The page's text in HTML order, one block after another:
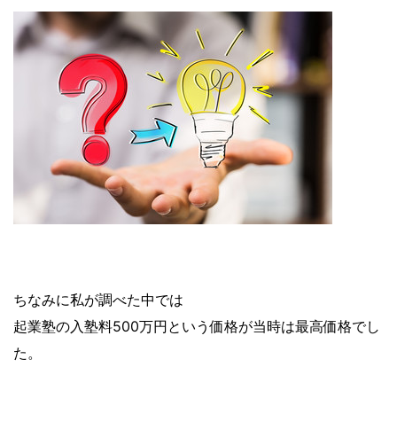
ちなみに私が調べた中では
起業塾の入塾料500万円という価格が当時は最高価格でし
た。